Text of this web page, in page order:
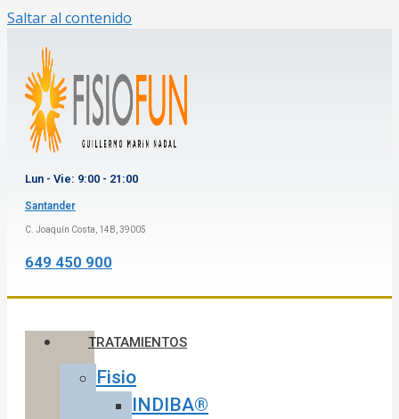
Saltar al contenido
Lun - Vie: 9:00 - 21:00
Santander
C. Joaquín Costa, 14B, 39005
649 450 900
TRATAMIENTOS
Fisio
INDIBA®